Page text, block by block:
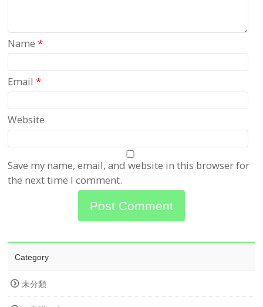
Name*
Email*
Website
Save my name, email, and website in this browser for
the next time I comment.
Category
未分類